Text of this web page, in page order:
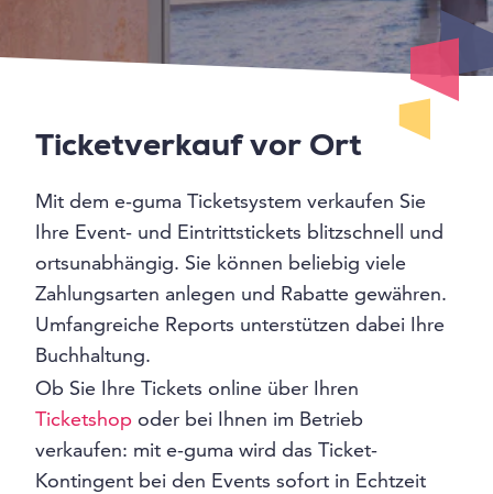
Ticketverkauf vor Ort
Mit dem e-guma Ticketsystem verkaufen Sie
Ihre Event- und Eintrittstickets blitzschnell und
ortsunabhängig. Sie können beliebig viele
Zahlungsarten anlegen und Rabatte gewähren.
Umfangreiche Reports unterstützen dabei Ihre
Buchhaltung.
Ob Sie Ihre Tickets online über Ihren
Ticketshop oder bei Ihnen im Betrieb
verkaufen: mit e-guma wird das Ticket-
Kontingent bei den Events sofort in Echtzeit